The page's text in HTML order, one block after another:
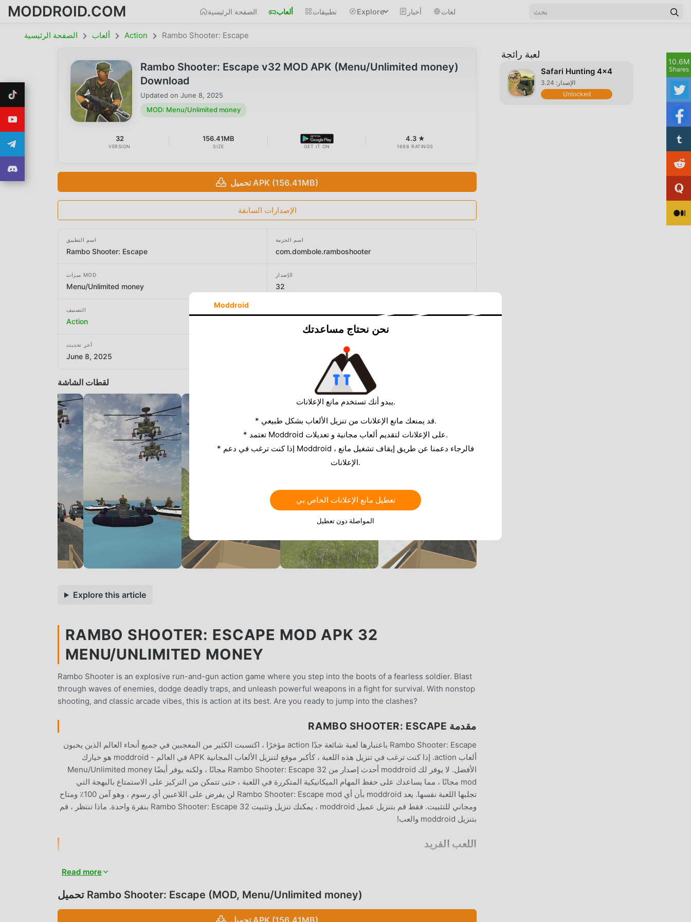
MODDROID.COM الصفحة الرئيسية ألعاب تطبيقات Explore أخبار لغات
الصفحة الرئيسية ألعاب Action Rambo Shooter: Escape
Rambo Shooter: Escape v32 MOD APK (Menu/Unlimited money)
Download
Updated on June 8, 2025
MOD: Menu/Unlimited money
32
VERSION
156.41MB
SIZE GET IT ON
4.3 ★
1698 RATINGS
تحميل APK (156.41MB)
الإصدارات السابقة
اسم التطبيق
Rambo Shooter: Escape
اسم الحزمة
com.dombole.ramboshooter
ميزات MOD
Menu/Unlimited money
الإصدار
32
التصنيف
Action
آخر تحديث
June 8, 2025
لقطات الشاشة
Explore this article
RAMBO SHOOTER: ESCAPE MOD APK 32
MENU/UNLIMITED MONEY
Rambo Shooter is an explosive run-and-gun action game where you step into the boots of a fearless soldier. Blast
through waves of enemies, dodge deadly traps, and unleash powerful weapons in a fight for survival. With nonstop
shooting, and classic arcade vibes, this is action at its best. Are you ready to jump into the clashes?
مقدمة RAMBO SHOOTER: ESCAPE
Rambo Shooter: Escape باعتبارها لعبة شائعة جدًا action مؤخرًا ، اكتسبت الكثير من المعجبين في جميع أنحاء العالم الذين يحبون
ألعاب action. إذا كنت ترغب في تنزيل هذه اللعبة ، كأكبر موقع لتنزيل الألعاب المجانية APK في العالم - moddroid هو خيارك
الأفضل. لا يوفر لك moddroid أحدث إصدار من Rambo Shooter: Escape 32 مجانًا ، ولكنه يوفر أيضًا Menu/Unlimited money
mod مجانًا ، مما يساعدك على حفظ المهام الميكانيكية المتكررة في اللعبة ، حتى تتمكن من التركيز على الاستمتاع بالبهجة التي
تجلبها اللعبة نفسها. يعد moddroid بأن أي Rambo Shooter: Escape mod لن يفرض على اللاعبين أي رسوم ، وهو آمن 100٪ ومتاح
ومجاني للتثبيت. فقط قم بتنزيل عميل moddroid ، يمكنك تنزيل وتثبيت Rambo Shooter: Escape 32 بنقرة واحدة. ماذا تنتظر ، قم
بتنزيل moddroid والعب!
اللعب الفريد
على عكس الألعاب التقليدية action ، في Rambo Shooter: Escape ، ما عليك سوى متابعة البرنامج التعليمي للمبتدئين ، بحيث
32. في الوقت نفسه ، قامت moddroid ببناء منصة خاصة لعشاق الألعاب action ، مما يتيح لك التواصل والمشاركة مع جميع عشاق
الألعاب action من جميع أنحاء العالم ، ماذا تنتظر ، انضم إلى moddroid و استمتع بلعبة action مع كل الشركاء العالميين سعداء
Read more
تحميل Rambo Shooter: Escape (MOD, Menu/Unlimited money)
تحميل APK (156.41MB)
لعبة رائجة
Safari Hunting 4x4
الإصدار: 3.24
Unlocked
Moddroid
نحن نحتاج مساعدتك
يبدو أنك تستخدم مانع الإعلانات.
* قد يمنعك مانع الإعلانات من تنزيل الألعاب بشكل طبيعي.
* تعتمد Moddroid على الإعلانات لتقديم ألعاب مجانية و تعديلات.
* إذا كنت ترغب في دعم Moddroid ، فالرجاء دعمنا عن طريق إيقاف تشغيل مانع
الإعلانات.
تعطيل مانع الإعلانات الخاص بي
المواصلة دون تعطيل
10.6M
Shares